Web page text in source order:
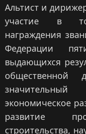
Альтист и
участие в
награждения
Федерации
выдающихся
общественной
экономическое
развитие
строительства,